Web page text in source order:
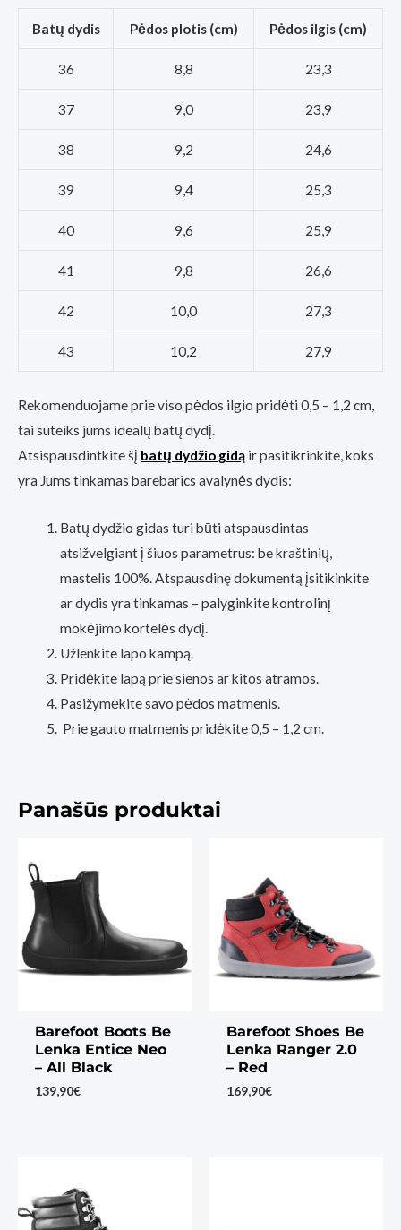
Batų dydis Pėdos plotis (cm) Pėdos ilgis (cm)
36 8,8 23,3
37 9,0 23,9
38 9,2 24,6
39 9,4 25,3
40 9,6 25,9
41 9,8 26,6
42 10,0 27,3
43 10,2 27,9
Rekomenduojame prie viso pėdos ilgio pridėti 0,5 – 1,2 cm,
tai suteiks jums idealų batų dydį.
Atsispausdintkite šį batų dydžio gidą ir pasitikrinkite, koks
yra Jums tinkamas barebarics avalynės dydis:
Batų dydžio gidas turi būti atspausdintas
atsižvelgiant į šiuos parametrus: be kraštinių,
mastelis 100%. Atspausdinę dokumentą įsitikinkite
ar dydis yra tinkamas – palyginkite kontrolinį
mokėjimo kortelės dydį.
Užlenkite lapo kampą.
Pridėkite lapą prie sienos ar kitos atramos.
Pasižymėkite savo pėdos matmenis.
Prie gauto matmenis pridėkite 0,5 – 1,2 cm.
Panašūs produktai
Barefoot Boots Be
Lenka Entice Neo
– All Black
139,90€
Barefoot Shoes Be
Lenka Ranger 2.0
– Red
169,90€